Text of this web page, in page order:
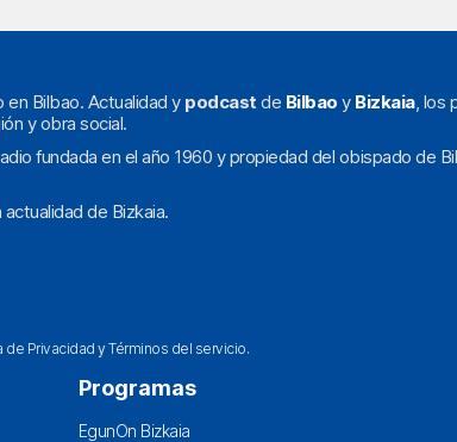
en Bilbao. Actualidad y podcast de Bilbao y Bizkaia, los
y obra social.
fundada en el año 1960 y propiedad del obispado de
de Bizkaia.
de PrivacidadyTérminos del servicio.
Programas
EgunOn Bizkaia